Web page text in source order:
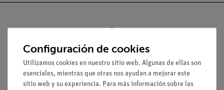
Nach oben
Aviso lega
Configuración de cookies
Utilizamos cookies en nuestro sitio web. Algunas de ellas son
esenciales, mientras que otras nos ayudan a mejorar este
sitio web y su experiencia. Para más información sobre las